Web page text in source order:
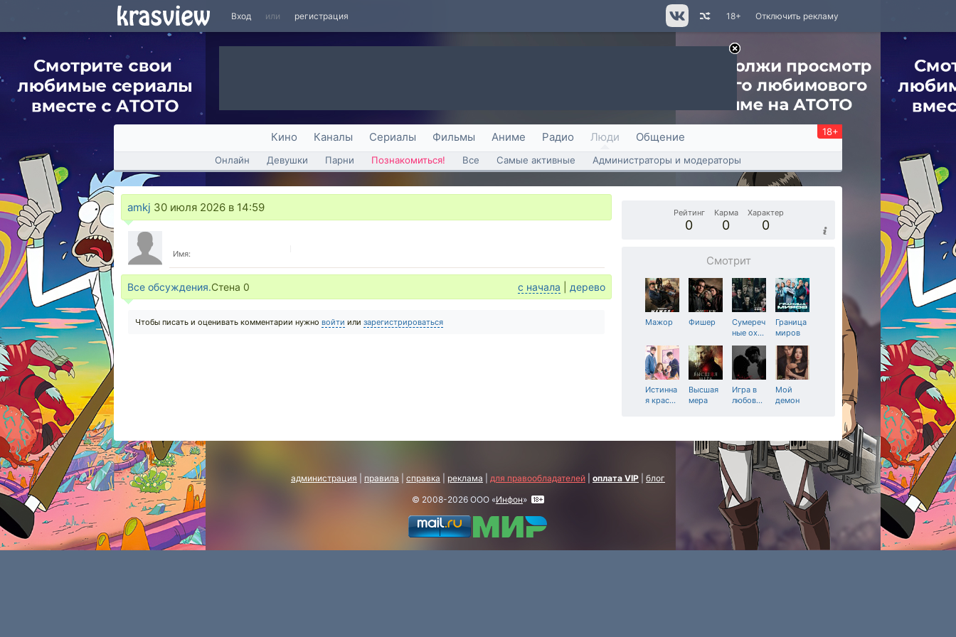
Вход или регистрация Отключить рекламу
18+
Кино Каналы Сериалы Фильмы Аниме Радио Люди Общение 18+
Онлайн Девушки Парни Познакомиться! Все Самые активные Администраторы и модераторы
amkj 30 июля 2026 в 14:59
Имя:
Все обсуждения.Стена 0 с начала дерево
Чтобы писать и оценивать комментарии нужно войти или зарегистрироваться
Рейтинг
0
Карма
0
Характер
0
Смотрит
Мажор Фишер
Сумереч
ные ох…
Граница
миров
Истинна
я крас…
Высшая
мера
Игра в
любов…
Мой
демон
администрация правила справка реклама для правообладателей оплата VIP
блог
© 2008-2026 ООО «Инфон»